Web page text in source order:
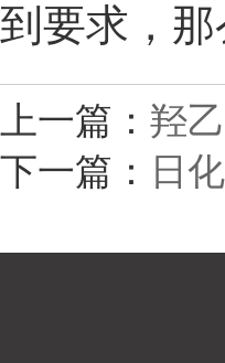
到要求，
上一篇： 羟
下一篇： 日